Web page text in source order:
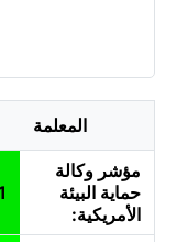
المعلمة
مؤشر وكالة
حماية البيئة
الأمريكية:
1